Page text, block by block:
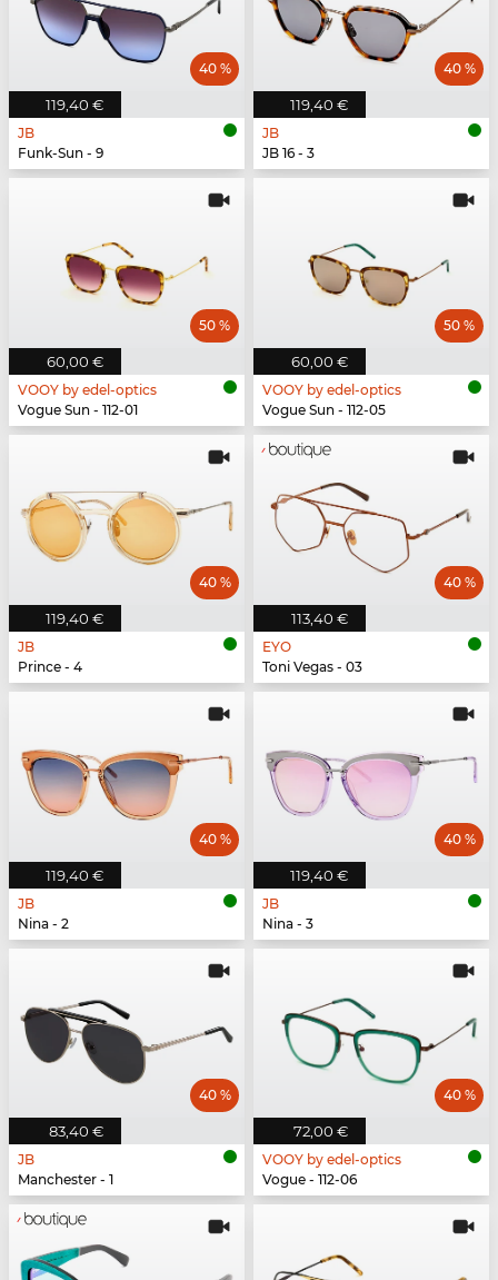
119,40 €
40 %
JB
Funk-Sun - 9
119,40 €
40 %
JB
JB 16 - 3
60,00 €
50 %
VOOY by edel-optics
Vogue Sun - 112-01
60,00 €
50 %
VOOY by edel-optics
Vogue Sun - 112-05
119,40 €
40 %
JB
Prince - 4
113,40 €
40 %
EYO
Toni Vegas - 03
119,40 €
40 %
JB
Nina - 2
119,40 €
40 %
JB
Nina - 3
83,40 €
40 %
JB
Manchester - 1
72,00 €
40 %
VOOY by edel-optics
Vogue - 112-06